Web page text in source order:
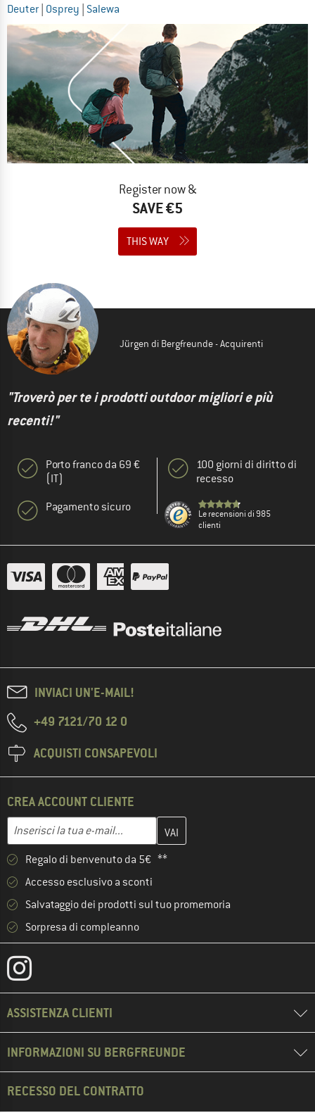
Deuter Osprey Salewa
Register now &
SAVE €5
THIS WAY
Jürgen di Bergfreunde - Acquirenti
"Troverò per te i prodotti outdoor migliori e più
recenti!"
Porto franco da 69 €
(IT)
Pagamento sicuro
100 giorni di diritto di
recesso
Le recensioni di 985
clienti
INVIACI UN'E-MAIL!
+49 7121/70 12 0
ACQUISTI CONSAPEVOLI
CREA ACCOUNT CLIENTE
Indirizzo e-mail
Inserisci qui il tuo indirizzo e-mail e crea il tuo account cliente
Regalo di benvenuto da 5€ **
Accesso esclusivo a sconti
Salvataggio dei prodotti sul tuo promemoria
Sorpresa di compleanno
ASSISTENZA CLIENTI
INFORMAZIONI SU BERGFREUNDE
RECESSO DEL CONTRATTO